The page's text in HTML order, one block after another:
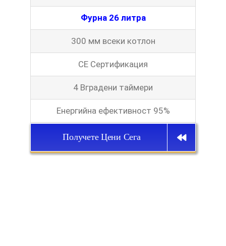
Фурна 26 литра
300 мм всеки котлон
CE Сертификация
4 Вградени таймери
Енергийна ефективност 95%
Получете Цени Сега